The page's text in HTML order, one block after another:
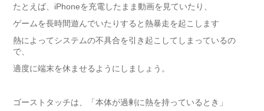
たとえば、iPhoneを充電したまま動画を見ていたり、
ゲームを長時間遊んでいたりすると熱暴走を起こします
熱によってシステムの不具合を引き起こしてしまっているの
で、
適度に端末を休ませるようにしましょう。
ゴーストタッチは、「本体が過剰に熱を持っているとき」